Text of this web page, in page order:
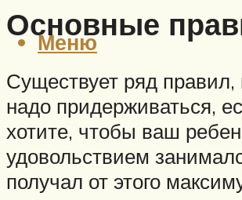
Меню
Основные
Существует ряд правил,
надо придерживаться,
хотите, чтобы ваш
удовольствием
получал от этого